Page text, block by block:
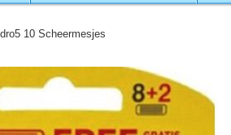
10 Scheermesjes